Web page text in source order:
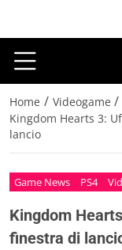
Home / Videogame /
Kingdom Hearts 3:
lancio
Game News PS4
Kingdom
finestra di